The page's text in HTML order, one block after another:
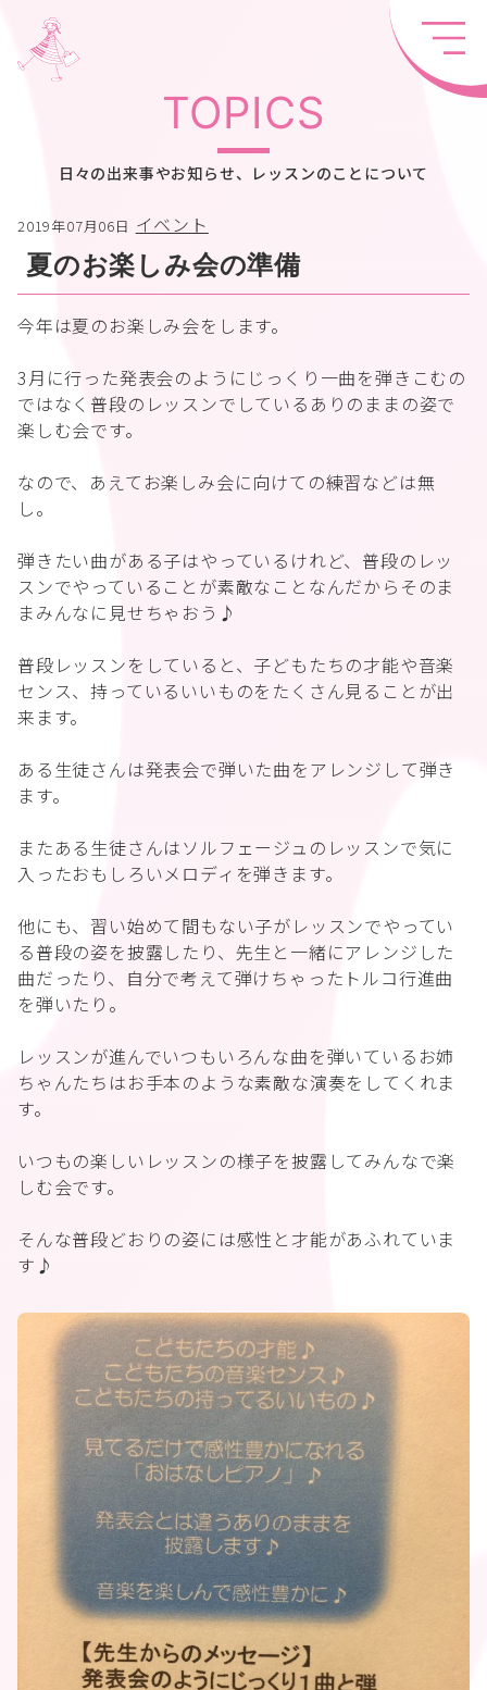
TOPICS
日々の出来事やお知らせ、レッスンのことについて
2019年07月06日 イベント
夏のお楽しみ会の準備
今年は夏のお楽しみ会をします。
3月に行った発表会のようにじっくり一曲を弾きこむの
ではなく普段のレッスンでしているありのままの姿で
楽しむ会です。
なので、あえてお楽しみ会に向けての練習などは無
し。
弾きたい曲がある子はやっているけれど、普段のレッ
スンでやっていることが素敵なことなんだからそのま
まみんなに見せちゃおう♪
普段レッスンをしていると、子どもたちの才能や音楽
センス、持っているいいものをたくさん見ることが出
来ます。
ある生徒さんは発表会で弾いた曲をアレンジして弾き
ます。
またある生徒さんはソルフェージュのレッスンで気に
入ったおもしろいメロディを弾きます。
他にも、習い始めて間もない子がレッスンでやってい
る普段の姿を披露したり、先生と一緒にアレンジした
曲だったり、自分で考えて弾けちゃったトルコ行進曲
を弾いたり。
レッスンが進んでいつもいろんな曲を弾いているお姉
ちゃんたちはお手本のような素敵な演奏をしてくれま
す。
いつもの楽しいレッスンの様子を披露してみんなで楽
しむ会です。
そんな普段どおりの姿には感性と才能があふれていま
す♪